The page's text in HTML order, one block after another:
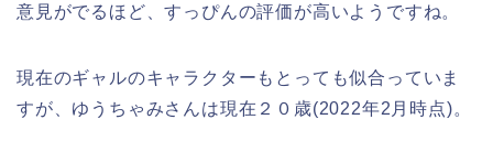
意見がでるほど、すっぴんの評価が高いようですね。
現在のギャルのキャラクターもとっても似合っていま
すが、ゆうちゃみさんは現在２０歳(2022年2月時点)。